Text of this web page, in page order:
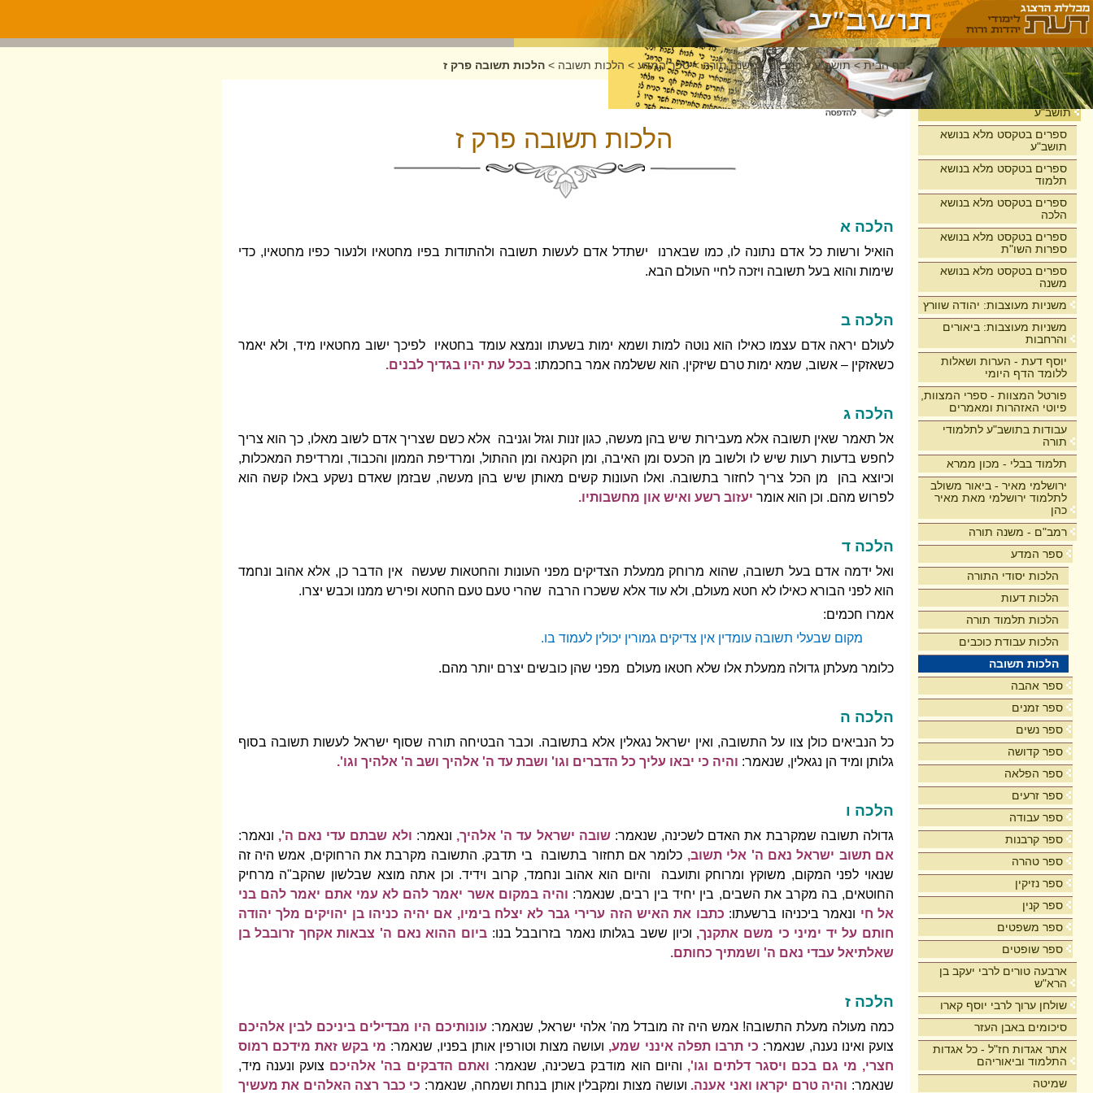
בית
תושב"ע
ספרים בטקסט מלא בנושא
תושב"ע
ספרים בטקסט מלא בנושא
תלמוד
ספרים בטקסט מלא בנושא
הלכה
ספרים בטקסט מלא בנושא
ספרות השו"ת
ספרים בטקסט מלא בנושא
משנה
משניות מעוצבות: יהודה שוורץ
משניות מעוצבות: ביאורים
והרחבות
יוסף דעת - הערות ושאלות
ללומד הדף היומי
פורטל המצוות - ספרי המצוות,
פיוטי האזהרות ומאמרים
עבודות בתושב"ע לתלמודי
תורה
תלמוד בבלי - מכון ממרא
ירושלמי מאיר - ביאור משולב
לתלמוד ירושלמי מאת מאיר
כהן
רמב"ם - משנה תורה
ספר המדע
הלכות יסודי התורה
הלכות דעות
הלכות תלמוד תורה
הלכות עבודת כוכבים
הלכות תשובה
ספר אהבה
ספר זמנים
ספר נשים
ספר קדושה
ספר הפלאה
ספר זרעים
ספר עבודה
ספר קרבנות
ספר טהרה
ספר נזיקין
ספר קנין
ספר משפטים
ספר שופטים
ארבעה טורים לרבי יעקב בן
הרא"ש
שולחן ערוך לרבי יוסף קארו
סיכומים באבן העזר
אתר אגדות חז"ל - כל אגדות
התלמוד וביאוריהם
שמיטה
דף הבית >תושב"ע >רמב"ם - משנה תורה>ספר המדע > הלכות תשובה > הלכות תשובה פרק ז
הלכות תשובה פרק ז
הלכה א
הואיל ורשות כל אדם נתונה לו, כמו שבארנו ישתדל אדם לעשות תשובה ולהתודות בפיו מחטאיו ולנעור כפיו מחטאיו, כדי
שימות והוא בעל תשובה ויזכה לחיי העולם הבא.
הלכה ב
לעולם יראה אדם עצמו כאילו הוא נוטה למות ושמא ימות בשעתו ונמצא עומד בחטאיו לפיכך ישוב מחטאיו מיד, ולא יאמר
כשאזקין – אשוב, שמא ימות טרם שיזקין. הוא ששלמה אמר בחכמתו: בכל עת יהיו בגדיך לבנים.
הלכה ג
אל תאמר שאין תשובה אלא מעבירות שיש בהן מעשה, כגון זנות וגזל וגניבה אלא כשם שצריך אדם לשוב מאלו, כך הוא צריך
לחפש בדעות רעות שיש לו ולשוב מן הכעס ומן האיבה, ומן הקנאה ומן ההתול, ומרדיפת הממון והכבוד, ומרדיפת המאכלות,
וכיוצא בהן מן הכל צריך לחזור בתשובה. ואלו העונות קשים מאותן שיש בהן מעשה, שבזמן שאדם נשקע באלו קשה הוא
לפרוש מהם. וכן הוא אומר יעזוב רשע ואיש און מחשבותיו.
הלכה ד
ואל ידמה אדם בעל תשובה, שהוא מרוחק ממעלת הצדיקים מפני העונות והחטאות שעשה אין הדבר כן, אלא אהוב ונחמד
הוא לפני הבורא כאילו לא חטא מעולם, ולא עוד אלא ששכרו הרבה שהרי טעם טעם החטא ופירש ממנו וכבש יצרו.
אמרו חכמים:
מקום שבעלי תשובה עומדין אין צדיקים גמורין יכולין לעמוד בו.
כלומר מעלתן גדולה ממעלת אלו שלא חטאו מעולם מפני שהן כובשים יצרם יותר מהם.
הלכה ה
כל הנביאים כולן צוו על התשובה, ואין ישראל נגאלין אלא בתשובה. וכבר הבטיחה תורה שסוף ישראל לעשות תשובה בסוף
גלותן ומיד הן נגאלין, שנאמר: והיה כי יבאו עליך כל הדברים וגו' ושבת עד ה' אלהיך ושב ה' אלהיך וגו'.
הלכה ו
גדולה תשובה שמקרבת את האדם לשכינה, שנאמר:שובה ישראל עד ה' אלהיך, ונאמר: ולא שבתם עדי נאם ה', ונאמר:
אם תשוב ישראל נאם ה' אלי תשוב, כלומר אם תחזור בתשובה בי תדבק. התשובה מקרבת את הרחוקים, אמש היה זה
שנאוי לפני המקום, משוקץ ומרוחק ותועבה והיום הוא אהוב ונחמד, קרוב וידיד. וכן אתה מוצא שבלשון שהקב"ה מרחיק
החוטאים, בה מקרב את השבים, בין יחיד בין רבים, שנאמר: והיה במקום אשר יאמר להם לא עמי אתם יאמר להם בני
אל חי ונאמר ביכניהו ברשעתו: כתבו את האיש הזה ערירי גבר לא יצלח בימיו, אם יהיה כניהו בן יהויקים מלך יהודה
חותם על יד ימיני כי משם אתקנך, וכיון ששב בגלותו נאמר בזרובבל בנו:ביום ההוא נאם ה' צבאות אקחך זרובבל בן
שאלתיאל עבדי נאם ה' ושמתיך כחותם.
הלכה ז
כמה מעולה מעלת התשובה! אמש היה זה מובדל מה' אלהי ישראל, שנאמר: עונותיכם היו מבדילים ביניכם לבין אלהיכם
צועק ואינו נענה, שנאמר: כי תרבו תפלה אינני שמע, ועושה מצות וטורפין אותן בפניו, שנאמר: מי בקש זאת מידכם רמוס
חצרי, מי גם בכם ויסגר דלתים וגו', והיום הוא מודבק בשכינה, שנאמר: ואתם הדבקים בה' אלהיכם צועק ונענה מיד,
שנאמר: והיה טרם יקראו ואני אענה. ועושה מצות ומקבלין אותן בנחת ושמחה, שנאמר: כי כבר רצה האלהים את מעשיך